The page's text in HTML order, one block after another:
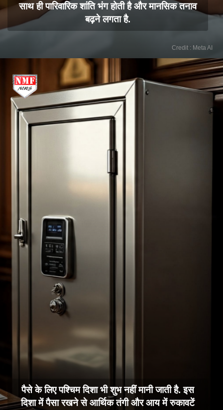
साथ ही पारिवारिक शांति भंग होती है और मानसिक तनाव
बढ़ने लगता है.
Credit : Meta AI
पैसे के लिए पश्चिम दिशा भी शुभ नहीं मानी जाती है. इस
दिशा में पैसा रखने से आर्थिक तंगी और आय में रुकावटें